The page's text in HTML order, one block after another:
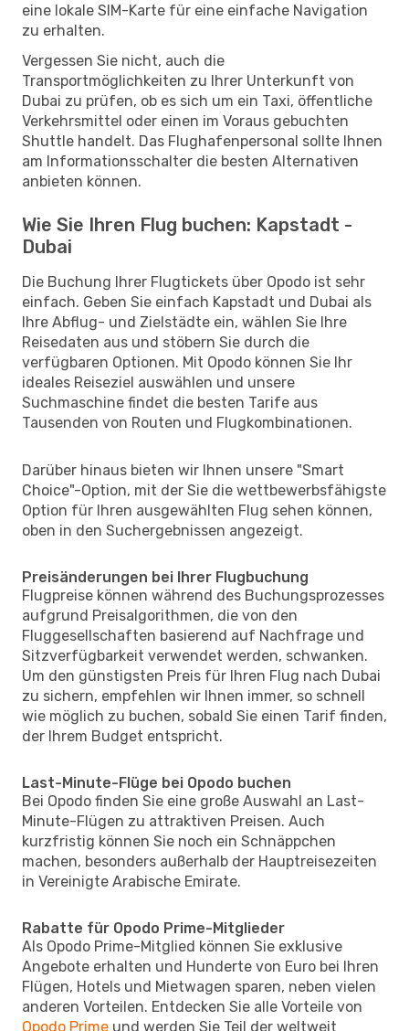
eine lokale SIM-Karte für eine einfache Navigation
zu erhalten.
Vergessen Sie nicht, auch die
Transportmöglichkeiten zu Ihrer Unterkunft von
Dubai zu prüfen, ob es sich um ein Taxi, öffentliche
Verkehrsmittel oder einen im Voraus gebuchten
Shuttle handelt. Das Flughafenpersonal sollte Ihnen
am Informationsschalter die besten Alternativen
anbieten können.
Wie Sie Ihren Flug buchen: Kapstadt -
Dubai
Die Buchung Ihrer Flugtickets über Opodo ist sehr
einfach. Geben Sie einfach Kapstadt und Dubai als
Ihre Abflug- und Zielstädte ein, wählen Sie Ihre
Reisedaten aus und stöbern Sie durch die
verfügbaren Optionen. Mit Opodo können Sie Ihr
ideales Reiseziel auswählen und unsere
Suchmaschine findet die besten Tarife aus
Tausenden von Routen und Flugkombinationen.
Darüber hinaus bieten wir Ihnen unsere "Smart
Choice"-Option, mit der Sie die wettbewerbsfähigste
Option für Ihren ausgewählten Flug sehen können,
oben in den Suchergebnissen angezeigt.
Preisänderungen bei Ihrer Flugbuchung
Flugpreise können während des Buchungsprozesses
aufgrund Preisalgorithmen, die von den
Fluggesellschaften basierend auf Nachfrage und
Sitzverfügbarkeit verwendet werden, schwanken.
Um den günstigsten Preis für Ihren Flug nach Dubai
zu sichern, empfehlen wir Ihnen immer, so schnell
wie möglich zu buchen, sobald Sie einen Tarif finden,
der Ihrem Budget entspricht.
Last-Minute-Flüge bei Opodo buchen
Bei Opodo finden Sie eine große Auswahl an Last-
Minute-Flügen zu attraktiven Preisen. Auch
kurzfristig können Sie noch ein Schnäppchen
machen, besonders außerhalb der Hauptreisezeiten
in Vereinigte Arabische Emirate.
Rabatte für Opodo Prime-Mitglieder
Als Opodo Prime-Mitglied können Sie exklusive
Angebote erhalten und Hunderte von Euro bei Ihren
Flügen, Hotels und Mietwagen sparen, neben vielen
anderen Vorteilen. Entdecken Sie alle Vorteile von
Opodo Prime und werden Sie Teil der weltweit